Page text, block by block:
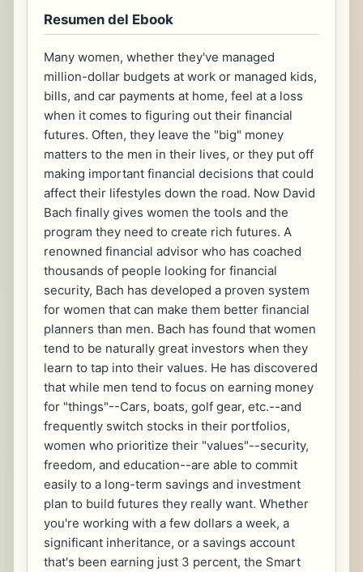
Resumen del Ebook
Many women, whether they've managed
million-dollar budgets at work or managed kids,
bills, and car payments at home, feel at a loss
when it comes to figuring out their financial
futures. Often, they leave the "big" money
matters to the men in their lives, or they put off
making important financial decisions that could
affect their lifestyles down the road. Now David
Bach finally gives women the tools and the
program they need to create rich futures. A
renowned financial advisor who has coached
thousands of people looking for financial
security, Bach has developed a proven system
for women that can make them better financial
planners than men. Bach has found that women
tend to be naturally great investors when they
learn to tap into their values. He has discovered
that while men tend to focus on earning money
for "things"--Cars, boats, golf gear, etc.--and
frequently switch stocks in their portfolios,
women who prioritize their "values"--security,
freedom, and education--are able to commit
easily to a long-term savings and investment
plan to build futures they really want. Whether
you're working with a few dollars a week, a
significant inheritance, or a savings account
that's been earning just 3 percent, the Smart